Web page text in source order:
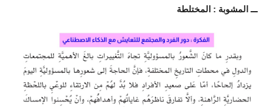
ـــ المشوبة : المختلطة